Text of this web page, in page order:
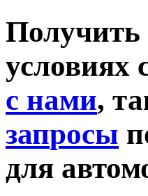
условиях
с нами,
запросы
для